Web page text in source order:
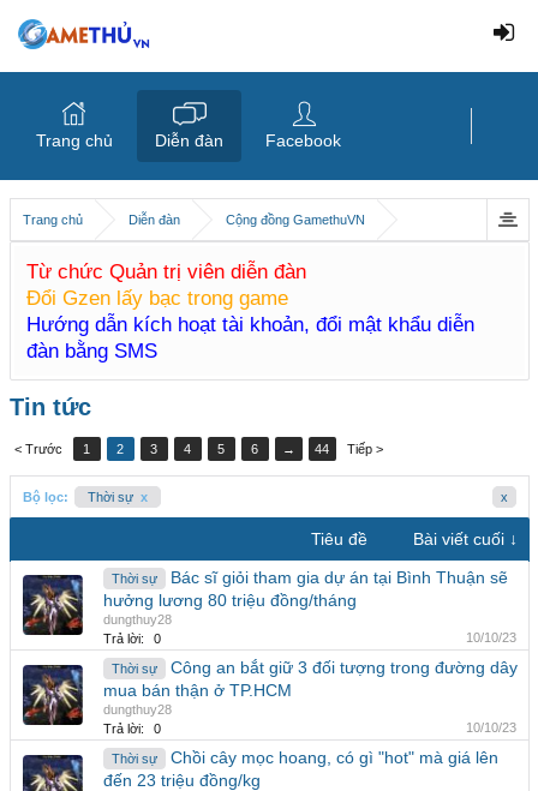
Trang chủ Diễn đàn Cộng đồng GamethuVN
Từ chức Quản trị viên diễn đàn
Đổi Gzen lấy bạc trong game
Hướng dẫn kích hoạt tài khoản, đổi mật khẩu diễn
đàn bằng SMS
Tin tức
< Trước 1 2 3 4 5 6 → 44 Tiếp >
Bộ lọc: Thời sự x x
Tiêu đề Bài viết cuối ↓
Thời sự
Bác sĩ giỏi tham gia dự án tại Bình Thuận sẽ
hưởng lương 80 triệu đồng/tháng
dungthuy28
Trả lời:
0 10/10/23
Thời sự
Công an bắt giữ 3 đối tượng trong đường dây
mua bán thận ở TP.HCM
dungthuy28
Trả lời:
0 10/10/23
Thời sự
Chồi cây mọc hoang, có gì "hot" mà giá lên
đến 23 triệu đồng/kg
Trang chủ Diễn đàn Facebook